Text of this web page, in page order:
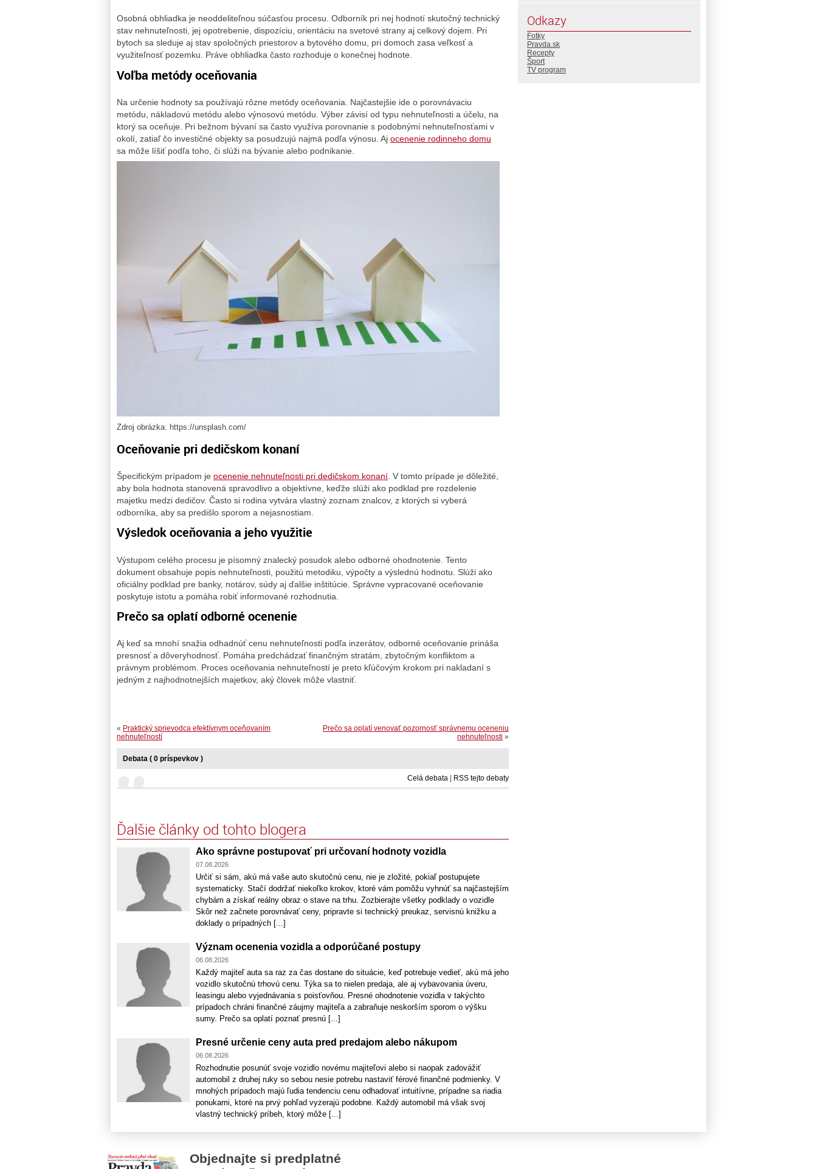
Osobná obhliadka je neoddeliteľnou súčasťou procesu. Odborník pri nej hodnotí skutočný technický
stav nehnuteľnosti, jej opotrebenie, dispozíciu, orientáciu na svetové strany aj celkový dojem. Pri
bytoch sa sleduje aj stav spoločných priestorov a bytového domu, pri domoch zasa veľkosť a
využiteľnosť pozemku. Práve obhliadka často rozhoduje o konečnej hodnote.
Voľba metódy oceňovania
Na určenie hodnoty sa používajú rôzne metódy oceňovania. Najčastejšie ide o porovnávaciu
metódu, nákladovú metódu alebo výnosovú metódu. Výber závisí od typu nehnuteľnosti a účelu, na
ktorý sa oceňuje. Pri bežnom bývaní sa často využíva porovnanie s podobnými nehnuteľnosťami v
okolí, zatiaľ čo investičné objekty sa posudzujú najmä podľa výnosu. Aj ocenenie rodinneho domu
sa môže líšiť podľa toho, či slúži na bývanie alebo podnikanie.
Zdroj obrázka: https://unsplash.com/
Oceňovanie pri dedičskom konaní
Špecifickým prípadom je ocenenie nehnuteľnosti pri dedičskom konaní. V tomto prípade je dôležité,
aby bola hodnota stanovená spravodlivo a objektívne, keďže slúži ako podklad pre rozdelenie
majetku medzi dedičov. Často si rodina vytvára vlastný zoznam znalcov, z ktorých si vyberá
odborníka, aby sa predišlo sporom a nejasnostiam.
Výsledok oceňovania a jeho využitie
Výstupom celého procesu je písomný znalecký posudok alebo odborné ohodnotenie. Tento
dokument obsahuje popis nehnuteľnosti, použitú metodiku, výpočty a výslednú hodnotu. Slúži ako
oficiálny podklad pre banky, notárov, súdy aj ďalšie inštitúcie. Správne vypracované oceňovanie
poskytuje istotu a pomáha robiť informované rozhodnutia.
Prečo sa oplatí odborné ocenenie
Aj keď sa mnohí snažia odhadnúť cenu nehnuteľnosti podľa inzerátov, odborné oceňovanie prináša
presnosť a dôveryhodnosť. Pomáha predchádzať finančným stratám, zbytočným konfliktom a
právnym problémom. Proces oceňovania nehnuteľností je preto kľúčovým krokom pri nakladaní s
jedným z najhodnotnejších majetkov, aký človek môže vlastniť.
Prečo sa oplatí venovať pozornosť správnemu oceneniu
nehnuteľnosti »
« Praktický sprievodca efektívnym oceňovaním
nehnuteľností
Debata ( 0 príspevkov )
Celá debata | RSS tejto debaty
Ďalšie články od tohto blogera
Ako správne postupovať pri určovaní hodnoty vozidla
07.08.2026
Určiť si sám, akú má vaše auto skutočnú cenu, nie je zložité, pokiaľ postupujete
systematicky. Stačí dodržať niekoľko krokov, ktoré vám pomôžu vyhnúť sa najčastejším
chybám a získať reálny obraz o stave na trhu. Zozbierajte všetky podklady o vozidle
Skôr než začnete porovnávať ceny, pripravte si technický preukaz, servisnú knižku a
doklady o prípadných [...]
Význam ocenenia vozidla a odporúčané postupy
06.08.2026
Každý majiteľ auta sa raz za čas dostane do situácie, keď potrebuje vedieť, akú má jeho
vozidlo skutočnú trhovú cenu. Týka sa to nielen predaja, ale aj vybavovania úveru,
leasingu alebo vyjednávania s poisťovňou. Presné ohodnotenie vozidla v takýchto
prípadoch chráni finančné záujmy majiteľa a zabraňuje neskorším sporom o výšku
sumy. Prečo sa oplatí poznať presnú [...]
Presné určenie ceny auta pred predajom alebo nákupom
06.08.2026
Rozhodnutie posunúť svoje vozidlo novému majiteľovi alebo si naopak zadovážiť
automobil z druhej ruky so sebou nesie potrebu nastaviť férové finančné podmienky. V
mnohých prípadoch majú ľudia tendenciu cenu odhadovať intuitívne, prípadne sa riadia
ponukami, ktoré na prvý pohľad vyzerajú podobne. Každý automobil má však svoj
vlastný technický príbeh, ktorý môže [...]
Odkazy
Fotky
Pravda.sk
Recepty
Šport
TV program
Objednajte si predplatné